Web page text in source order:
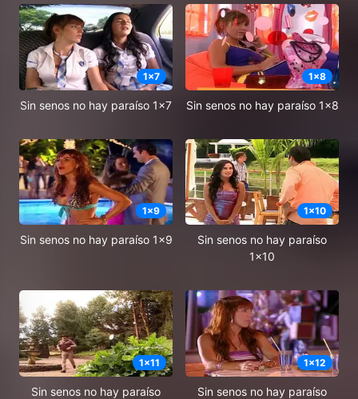
1x7
Sin senos no hay paraíso 1x7
1x8
Sin senos no hay paraíso 1x8
1x9
Sin senos no hay paraíso 1x9
1x10
Sin senos no hay paraíso
1x10
1x11
Sin senos no hay paraíso
1x12
Sin senos no hay paraíso